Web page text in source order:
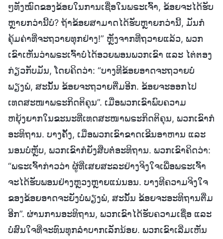
ໆທັງໝົດຂອງຂ້ອຍໃນການເຊື່ອໃນພຣະເຈົ້າ, ຂ້ອຍຈະໄດ້ຮັບ
ຫຼາຍກວ່ານີ້ບໍ? ຖ້າຂ້ອຍສາມາດໄດ້ຮັບຫຼາຍກວ່ານີ້, ມັນກໍ
ຄຸ້ມຄ່າທີ່ຈະຖວາຍທຸກຢ່າງ!” ຫຼັງຈາກທີ່ຖວາຍແລ້ວ, ພວກ
ເຂົາເຫັນວ່າພຣະເຈົ້າບໍ່ໄດ້ອວຍພອນພວກເຂົາ ແລະ ໄຕ່ຕອງ
ກ່ຽວກັບມັນ, ໂດຍຄິດວ່າ: “ບາງທີຂ້ອຍອາດຈະຖວາຍບໍ່
ພຽງພໍ, ສະນັ້ນ ຂ້ອຍຈະຖວາຍຕື່ມອີກ. ຂ້ອຍຈະອອກໄປ
ເທດສະໜາພຣະກິດຕິຄຸນ”. ເມື່ອພວກເຂົາພົບຄວາມ
ຫຍຸ້ງຍາກໃນຂະນະທີ່ເທດສະໜາພຣະກິດຕິຄຸນ, ພວກເຂົາກໍ
ອະທິຖານ. ບາງຄັ້ງ, ເມື່ອພວກເຂົາຂາດເຂີນອາຫານ ແລະ
ນອນບໍ່ຫຼັບ, ພວກເຂົາກໍຍັງສືບຕໍ່ອະທິຖານ. ພວກເຂົາຄິດວ່າ:
“ພຣະເຈົ້າກ່າວວ່າ ຜູ້ທີ່ເສຍສະລະຢ່າງຈິງໃຈເພື່ອພຣະເຈົ້າ
ຈະໄດ້ຮັບພອນຢ່າງຫຼວງຫຼາຍແນ່ນອນ. ບາງທີຄວາມຈິງໃຈ
ຂອງຂ້ອຍອາດຈະຍັງບໍ່ພຽງພໍ, ສະນັ້ນ ຂ້ອຍຈະອະທິຖານຕື່ມ
ອີກ”. ຜ່ານການອະທິຖານ, ພວກເຂົາໄດ້ຮັບຄວາມເຊື່ອ ແລະ
ບໍ່ສົນໃຈທີ່ຈະທົນທຸກລຳບາກເລັກນ້ອຍ. ພວກເຂົາເລີ່ມເຫັນ